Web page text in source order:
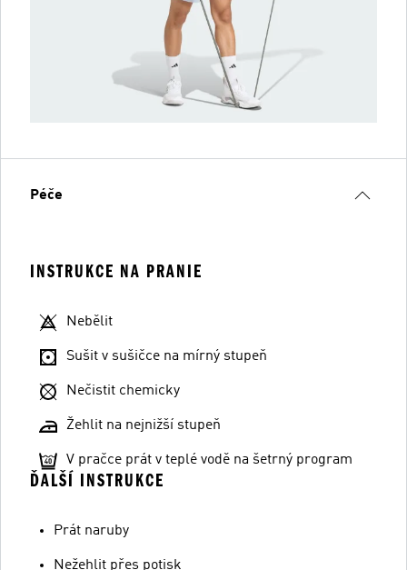
Péče
INSTRUKCE NA PRANIE
Nebělit
Sušit v sušičce na mírný stupeň
Nečistit chemicky
Žehlit na nejnižší stupeň
V pračce prát v teplé vodě na šetrný program
ĎALŠÍ INSTRUKCE
Prát naruby
Nežehlit přes potisk